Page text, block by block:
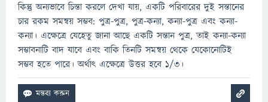
কিন্তু অন্যভাবে চিন্তা করলে দেখা যায়, একটি পরিবারের দুই সন্তানের
চার রকম সমন্বয় সম্ভব: পুত্র-পুত্র, পুত্র-কন্যা, কন্যা-পুত্র এবং কন্যা-
কন্যা। এক্ষেত্রে যেহেতু জানা আছে একটি সন্তান পুত্র, তাই কন্যা-কন্যা
সম্ভাবনাটি বাদ যাবে এবং বাকি তিনটি সমন্বয় থেকে যেকোনোটিই
সম্ভব হতে পারে। অর্থাৎ এক্ষেত্রে উত্তর হবে ১/৩।